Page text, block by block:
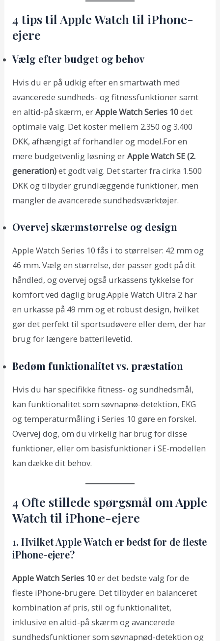
4 tips til Apple Watch til iPhone-
ejere
Vælg efter budget og behov
Hvis du er på udkig efter en smartwath med
avancerede sundheds- og fitnessfunktioner samt
en altid-på skærm, erApple Watch Series 10det
optimale valg. Det koster mellem 2.350 og 3.400
DKK, afhængigt af forhandler og model.For en
mere budgetvenlig løsning erApple Watch SE (2.
generation)et godt valg. Det starter fra cirka 1.500
DKK og tilbyder grundlæggende funktioner, men
mangler de avancerede sundhedsværktøjer.
Overvej skærmstørrelse og design
Apple Watch Series 10 fås i to størrelser: 42 mm og
46 mm. Vælg en størrelse, der passer godt på dit
håndled, og overvej også urkassens tykkelse for
komfort ved daglig brug.Apple Watch Ultra 2 har
en urkasse på 49 mm og et robust design, hvilket
gør det perfekt til sportsudøvere eller dem, der har
brug for længere batterilevetid.
Bedøm funktionalitet vs. præstation
Hvis du har specifikke fitness- og sundhedsmål,
kan funktionalitet som søvnapnø-detektion, EKG
og temperaturmåling i Series 10 gøre en forskel.
Overvej dog, om du virkelig har brug for disse
funktioner, eller om basisfunktioner i SE-modellen
kan dække dit behov.
4 Ofte stillede spørgsmål om Apple
Watch til iPhone-ejere
1. Hvilket Apple Watch er bedst for de fleste
iPhone-ejere?
Apple Watch Series 10er det bedste valg for de
fleste iPhone-brugere. Det tilbyder en balanceret
kombination af pris, stil og funktionalitet,
inklusive en altid-på skærm og avancerede
sundhedsfunktioner som søvnapnød-detektion og